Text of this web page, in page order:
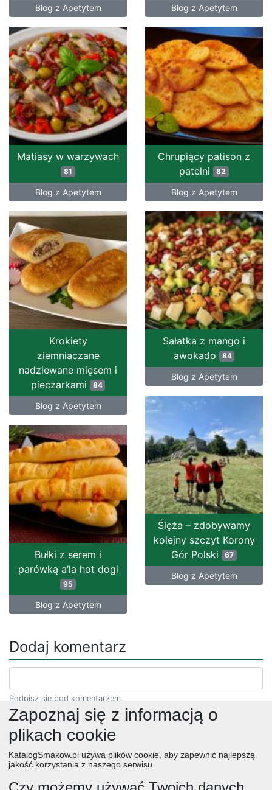
Blog z Apetytem Blog z Apetytem
Matiasy w warzywach
81
Blog z Apetytem
Chrupiący patison z
patelni 82
Blog z Apetytem
Krokiety
ziemniaczane
nadziewane mięsem i
pieczarkami
84
Blog z Apetytem
Sałatka z mango i
awokado
84
Blog z Apetytem
Ślęża – zdobywamy
kolejny szczyt Korony
Gór Polski 67
Blog z Apetytem
Bułki z serem i
parówką a’la hot dogi
95
Blog z Apetytem
Dodaj komentarz
Podpisz się pod komentarzem.
Zapoznaj się z informacją o
plikach cookie
KatalogSmakow.pl używa plików cookie, aby zapewnić najlepszą
jakość korzystania z naszego serwisu.